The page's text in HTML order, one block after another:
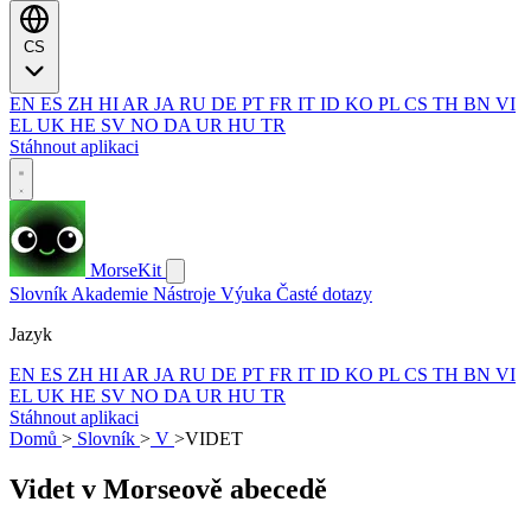
EN ES ZH HI AR JA RU DE PT FR IT ID KO PL CS TH BN VI
EL UK HE SV NO DA UR HU TR
Stáhnout aplikaci
MorseKit
Slovník Akademie Nástroje Výuka Časté dotazy
Jazyk
EN ES ZH HI AR JA RU DE PT FR IT ID KO PL CS TH BN VI
EL UK HE SV NO DA UR HU TR
Stáhnout aplikaci
Domů > Slovník > V >VIDET
Videt v Morseově abecedě